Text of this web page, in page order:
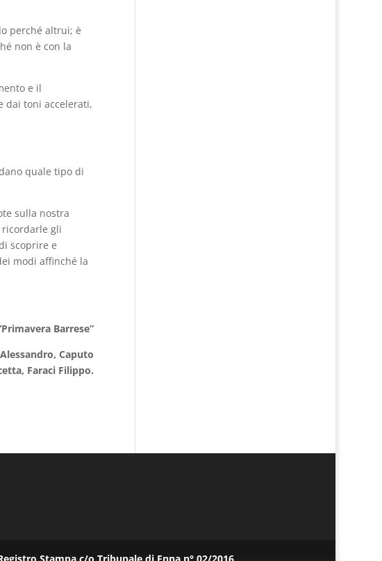
perché altrui; è
non è con la
e il
dai toni accelerati,
quale tipo di
sulla nostra
ricordarle gli
scoprire e
modi affinché la
Barrese”
Caputo
Faraci Filippo.